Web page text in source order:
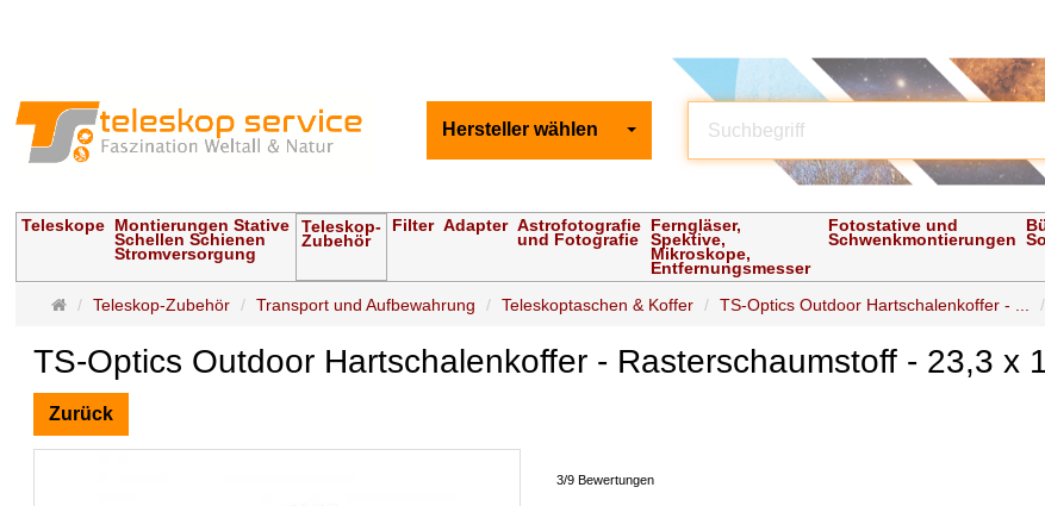
Hersteller wählen
Teleskope Montierungen Stative
Schellen Schienen
Stromversorgung
Teleskop-
Zubehör
Filter Adapter Astrofotografie
und Fotografie
Ferngläser,
Spektive,
Mikroskope,
Entfernungsmesser
Fotostative und
Schwenkmontierungen
Startseite
Teleskop-Zubehör Transport und Aufbewahrung Teleskoptaschen & Koffer TS-Optics Outdoor Hartschalenkoffer - ...
TS-Optics Outdoor Hartschalenkoffer - Rasterschaumstoff - 23,3 x
Zurück
3/9 Bewertungen